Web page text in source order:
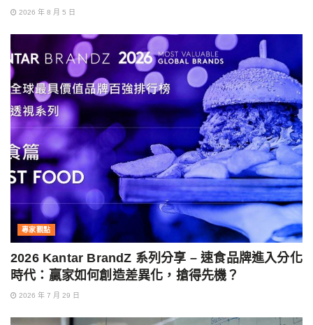
2026 年 8 月 5 日
專家觀點
2026 Kantar BrandZ 系列分享 – 速食品牌進入分化
時代：贏家如何創造差異化，搶得先機？
2026 年 7 月 29 日